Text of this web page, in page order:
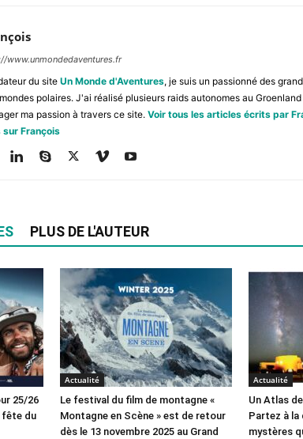
www.unmondedaventures.fr
du site Un Monde d'Aventures, je suis un passionné des
polaires. J'ai réalisé plusieurs raids autonomes au
ma passion à travers ce site. Voir tous les articles écrits par
sur François
PLUS DE L'AUTEUR
25/26
fête du
Actualité
Le festival du film de montagne «
Montagne en Scène » est de retour
dès le 13 novembre 2025 au Grand
Actualité
Un Atlas
Partez à la
mystères